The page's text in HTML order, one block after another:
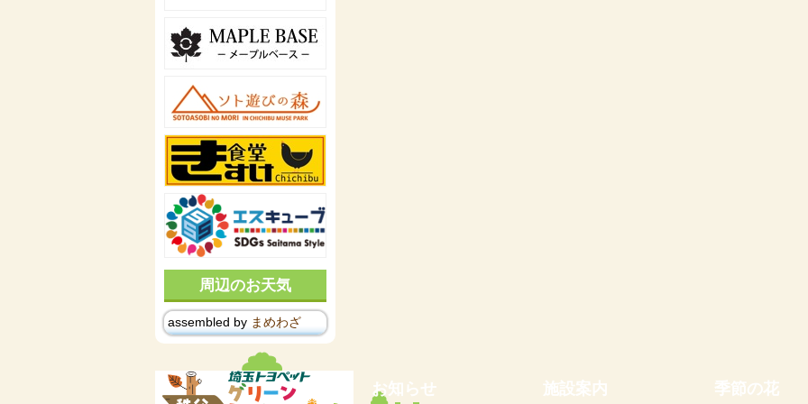
周辺のお天気
assembled by まめわざ
お知らせ 施設案内 季節の花